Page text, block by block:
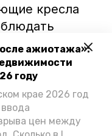
ажиотажа»:
году
крае 2026 год
цен между
кресла
на
–
в